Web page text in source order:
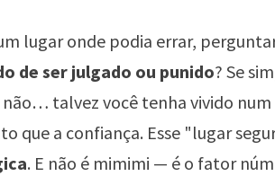
lugar onde podia errar,
de ser julgado ou punido? Se
talvez você tenha vivido
que a confiança. Esse "lugar
. E não é mimimi — é o fator